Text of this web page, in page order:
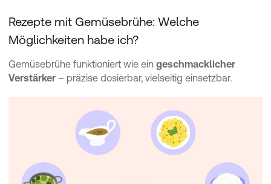
Rezepte mit Gemüsebrühe: Welche
Möglichkeiten habe ich?
Gemüsebrühe funktioniert wie ein geschmacklicher
Verstärker – präzise dosierbar, vielseitig einsetzbar.